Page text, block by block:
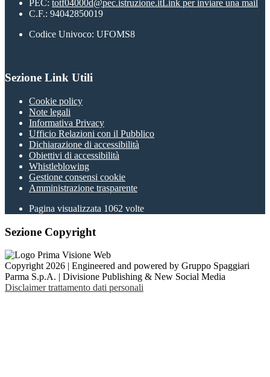
PEC: totf04000d@pec.istruzione.itLink per inviare una mail
C.F.: 94042850019
Codice Univoco: UFOMS8
Sezione Link Utili
Cookie policy
Note legali
Informativa Privacy
Ufficio Relazioni con il Pubblico
Dichiarazione di accessibilità
Obiettivi di accessibilità
Whistleblowing
Gestione consensi cookie
Amministrazione trasparente
Pagina visualizzata 1062 volte
Sezione Copyright
Copyright 2026 | Engineered and powered by Gruppo Spaggiari
Parma S.p.A. | Divisione Publishing & New Social Media
Disclaimer trattamento dati personali